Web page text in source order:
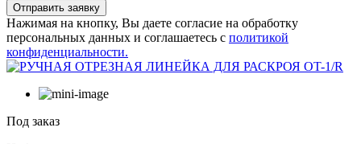
Отправить заявку
Нажимая на кнопку, Вы даете согласие на обработку
персональных данных и соглашаетесь с политикой
конфиденциальности.
Под заказ